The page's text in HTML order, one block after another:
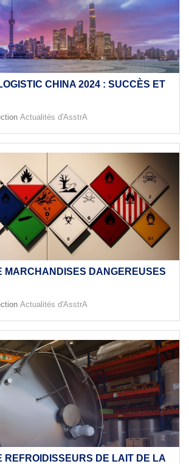
CHINA 2024 : SUCCÈS ET
Actualités d'AsstrA
MARCHANDISES DANGEREUSES
Actualités d'AsstrA
REFROIDISSEURS DE LAIT DE LA